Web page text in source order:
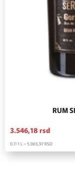
RUM
3.546,18 rsd
0.7/1 L = 5.065,97RSD